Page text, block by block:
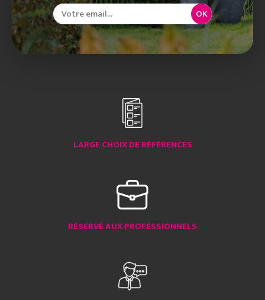
OK
LARGE CHOIX DE RÉFÉRENCES
RÉSERVÉ AUX PROFESSIONNELS